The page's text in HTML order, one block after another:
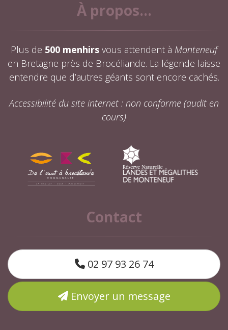
À propos...
Plus de 500 menhirs vous attendent à Monteneuf
en Bretagne près de Brocéliande. La légende laisse
entendre que d’autres géants sont encore cachés.
Accessibilité du site internet : non conforme (audit en
cours)
Contact
02 97 93 26 74
Envoyer un message